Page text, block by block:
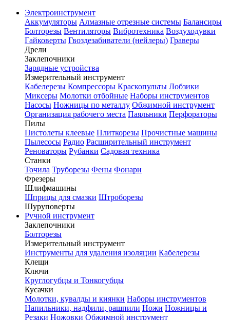
Электроинструмент
Аккумуляторы Алмазные отрезные системы Балансиры
Болторезы Вентиляторы Вибротехника Воздуходувки
Гайковерты Гвоздезабиватели (нейлеры) Граверы
Дрели
Заклепочники
Зарядные устройства
Измерительный инструмент
Кабелерезы Компрессоры Краскопульты Лобзики
Миксеры Молотки отбойные Наборы инструментов
Насосы Ножницы по металлу Обжимной инструмент
Организация рабочего места Паяльники Перфораторы
Пилы
Пистолеты клеевые Плиткорезы Прочистные машины
Пылесосы Радио Расширительный инструмент
Реноваторы Рубанки Садовая техника
Станки
Точила Труборезы Фены Фонари
Фрезеры
Шлифмашины
Шприцы для смазки Штроборезы
Шуруповерты
Ручной инструмент
Заклепочники
Болторезы
Измерительный инструмент
Инструменты для удаления изоляции Кабелерезы
Клещи
Ключи
Круглогубцы и Тонкогубцы
Кусачки
Молотки, кувалды и киянки Наборы инструментов
Напильники, надфили, рашпили Ножи Ножницы и
Резаки Ножовки Обжимной инструмент